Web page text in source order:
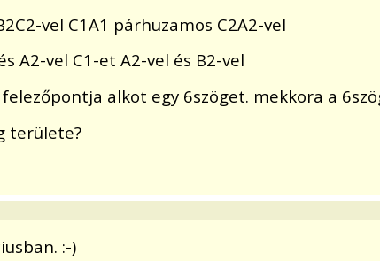
vel C1A1 párhuzamos C2A2-vel
A2-vel C1-et A2-vel és B2-vel
alkot egy 6szöget. mekkora a
területe?
:-)